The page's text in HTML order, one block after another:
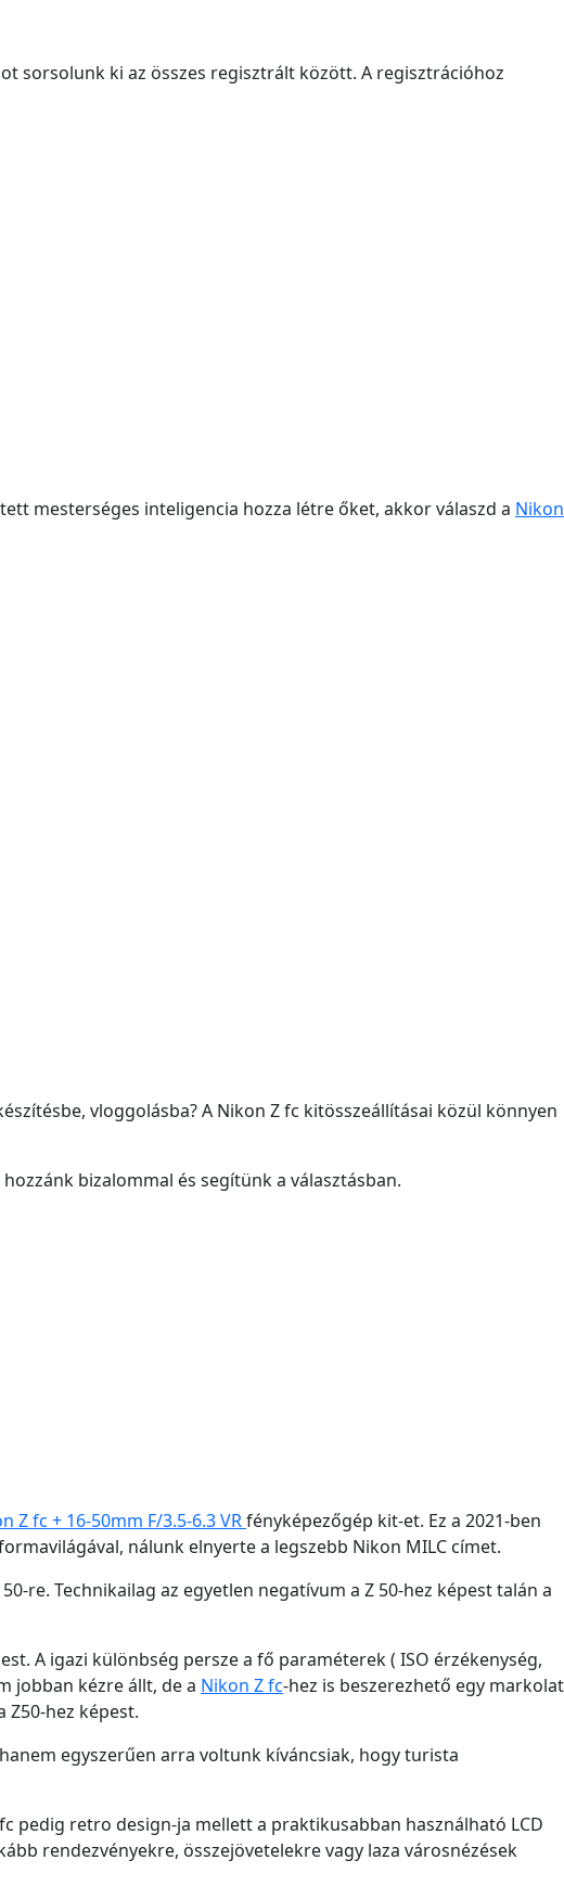
sorsolunk ki az összes regisztrált között. A regisztrációhoz
mesterséges inteligencia hozza létre őket, akkor válaszd a Nikon
vloggolásba? A Nikon Z fc kitösszeállításai közül könnyen
bizalommal és segítünk a választásban.
Z fc + 16-50mm F/3.5-6.3 VRfényképezőgép kit-et. Ez a 2021-ben
nálunk elnyerte a legszebb Nikon MILC címet.
re. Technikailag az egyetlen negatívum a Z 50-hez képest talán a
A igazi különbség persze a fő paraméterek ( ISO érzékenység,
jobban kézre állt, de a Nikon Z fc-hez is beszerezhető egy markolat
hez képest.
egyszerűen arra voltunk kíváncsiak, hogy turista
pedig retro design-ja mellett a praktikusabban használható LCD
rendezvényekre, összejövetelekre vagy laza városnézések